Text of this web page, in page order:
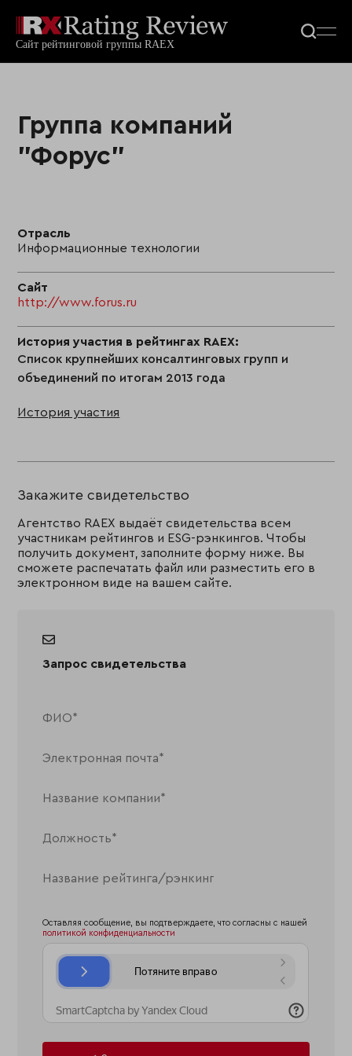
Группа компаний
"Форус"
Отрасль
Информационные технологии
Сайт
http://www.forus.ru
История участия в рейтингах RAEX:
Список крупнейших консалтинговых групп и
объединений по итогам 2013 года
История участия
Закажите свидетельство
Агентство RAEX выдаёт свидетельства всем
участникам рейтингов и ESG-рэнкингов. Чтобы
получить документ, заполните форму ниже. Вы
сможете распечатать файл или разместить его в
электронном виде на вашем сайте.
Запрос свидетельства
Оставляя сообщение, вы подтверждаете, что согласны с нашей
политикой конфиденциальности